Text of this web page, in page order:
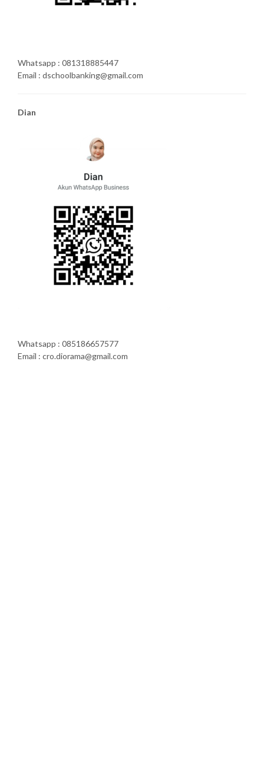
Whatsapp : 081318885447
Email : dschoolbanking@gmail.com
Dian
Whatsapp : 085186657577
Email : cro.diorama@gmail.com